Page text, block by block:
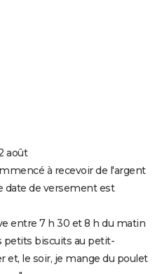
août
à recevoir de l'argent
date de versement est
entre 7 h 30 et 8 h du matin
petits biscuits au petit-
et, le soir, je mange du poulet